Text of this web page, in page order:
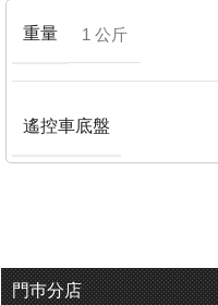
重量 1 公斤
遙控車底盤
門巿分店